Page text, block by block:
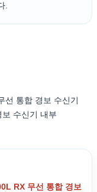
.
RX 무선 통합 경보